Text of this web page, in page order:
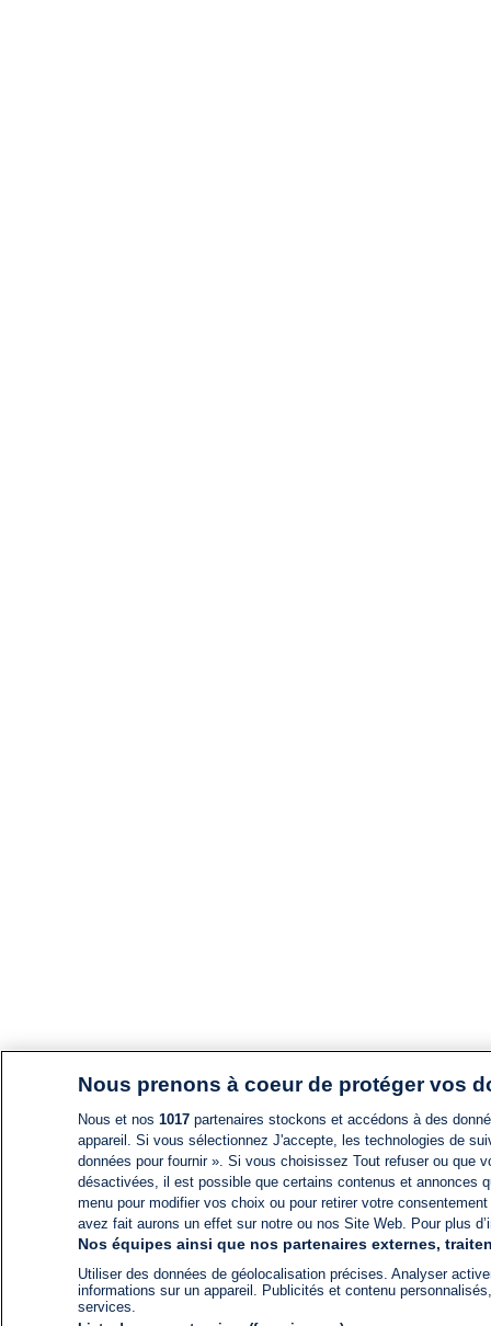
Nous prenons à coeur de protéger vos
Nous et nos 1017partenaires stockons et accédons à des
appareil. Si vous sélectionnez J'accepte, les technologies de
données pour fournir ». Si vous choisissez Tout refuser ou
désactivées, il est possible que certains contenus et annonces
menu pour modifier vos choix ou pour retirer votre
avez fait aurons un effet sur notre ou nos Site Web. Pour plus
Nos équipes ainsi que nos partenaires externes,
Utiliser des données de géolocalisation précises. Analyser
informations sur un appareil. Publicités et contenu
services.